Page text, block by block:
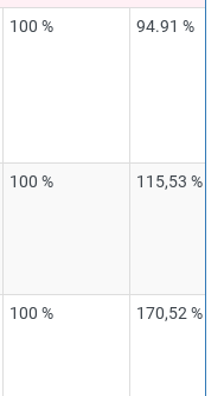
100 % 94.91 %
100 % 115,53 %
100 % 170,52 %